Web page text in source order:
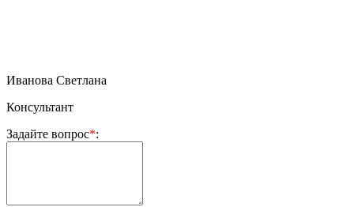
Иванова Светлана
Консультант
Задайте вопрос*: